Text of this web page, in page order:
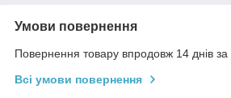
Умови повернення
Повернення товару впродовж 14 днів
Всі умови повернення